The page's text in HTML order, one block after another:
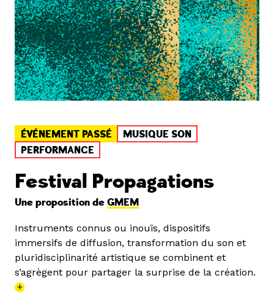
ÉVÉNEMENT PASSÉ
MUSIQUE SON
PERFORMANCE
Festival Propagations
Une proposition de GMEM
Instruments connus ou inouïs, dispositifs
immersifs de diffusion, transformation du son et
pluridisciplinarité artistique se combinent et
s’agrègent pour partager la surprise de la création.
+